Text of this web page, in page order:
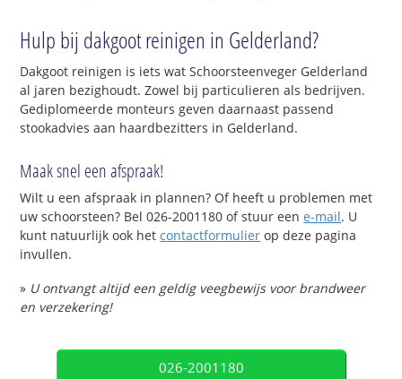
Hulp bij dakgoot reinigen in Gelderland?
Dakgoot reinigen is iets wat Schoorsteenveger Gelderland
al jaren bezighoudt. Zowel bij particulieren als bedrijven.
Gediplomeerde monteurs geven daarnaast passend
stookadvies aan haardbezitters in Gelderland.
Maak snel een afspraak!
Wilt u een afspraak in plannen? Of heeft u problemen met
uw schoorsteen? Bel 026-2001180 of stuur eene-mail. U
kunt natuurlijk ook hetcontactformulier op deze pagina
invullen.
» U ontvangt altijd een geldig veegbewijs voor brandweer
en verzekering!
026-2001180